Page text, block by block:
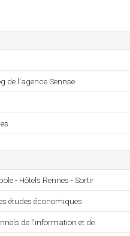
de l'agence Sennse
- Hôtels Rennes - Sortir
études économiques
de l'information et de